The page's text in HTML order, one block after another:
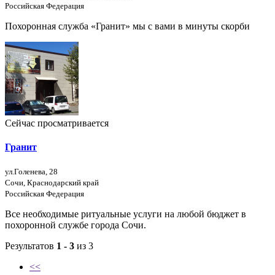
Российская Федерация
Похоронная служба «Гранит» мы с вами в минуты скорби
Сейчас просматривается
Гранит
ул.Голенева, 28
Сочи, Краснодарский край
Российская Федерация
Все необходимые ритуальные услуги на любой бюджет в
похоронной службе города Сочи.
Результатов 1 - 3 из 3
<<